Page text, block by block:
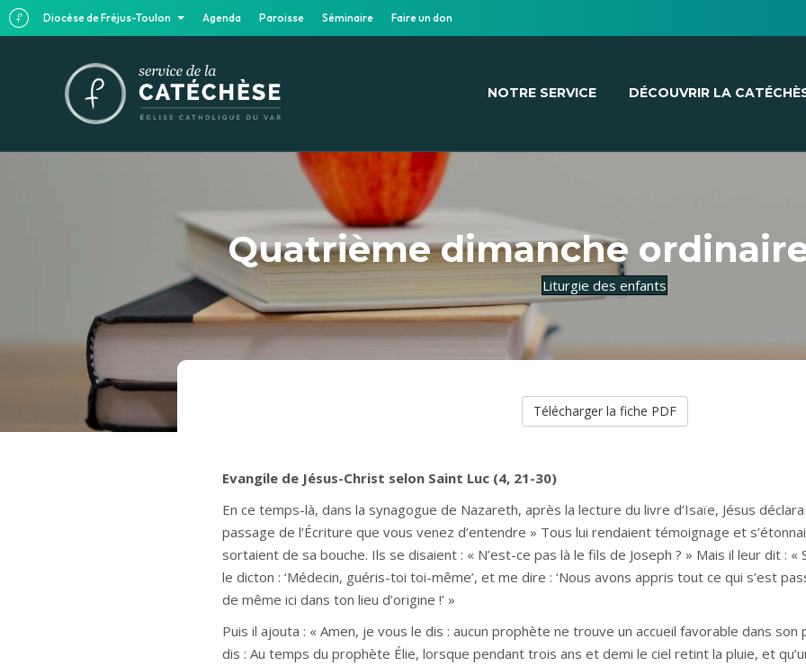
Diocèse de Fréjus-Toulon Agenda Paroisse Séminaire Faire un don
NOTRE SERVICE DÉCOUVRIR LA
Quatrième dimanche
Liturgie des enfants
Télécharger la fiche PDF
Evangile de Jésus-Christ selon Saint Luc (4, 21-30)
En ce temps-là, dans la synagogue de Nazareth, après la lecture du livre d’Isaïe, Jésus déclara
passage de l’Écriture que vous venez d’entendre » Tous lui rendaient témoignage et
sortaient de sa bouche. Ils se disaient : « N’est-ce pas là le fils de Joseph ? » Mais il leur dit :
le dicton : ‘Médecin, guéris-toi toi-même’, et me dire : ‘Nous avons appris tout ce qui s’est
de même ici dans ton lieu d’origine !’ »
Puis il ajouta : « Amen, je vous le dis : aucun prophète ne trouve un accueil favorable dans son
dis : Au temps du prophète Élie, lorsque pendant trois ans et demi le ciel retint la pluie, et